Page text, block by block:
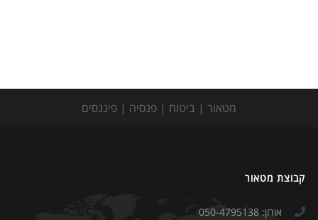
מטאור | ביטוח | פנסיה | פיננסים
קבוצת מטאור
אורון: 050-4795138